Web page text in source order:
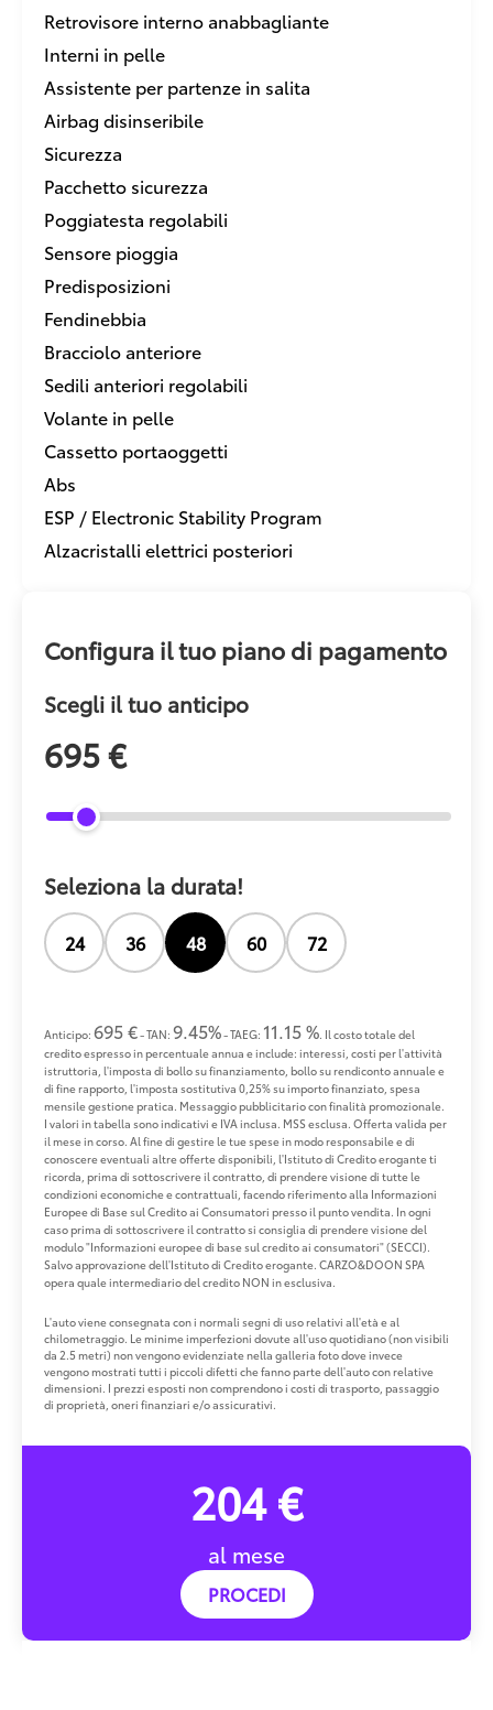
Retrovisore interno anabbagliante
Interni in pelle
Assistente per partenze in salita
Airbag disinseribile
Sicurezza
Pacchetto sicurezza
Poggiatesta regolabili
Sensore pioggia
Predisposizioni
Fendinebbia
Bracciolo anteriore
Sedili anteriori regolabili
Volante in pelle
Cassetto portaoggetti
Abs
ESP / Electronic Stability Program
Alzacristalli elettrici posteriori
Configura il tuo piano di pagamento
Scegli il tuo anticipo
695 €
Seleziona la durata!
24 36 48 60 72
Anticipo: 695 €- TAN: 9.45%- TAEG: 11.15 %. Il costo totale del
credito espresso in percentuale annua e include: interessi, costi per l'attività
istruttoria, l'imposta di bollo su finanziamento, bollo su rendiconto annuale e
di fine rapporto, l'imposta sostitutiva 0,25% su importo finanziato, spesa
mensile gestione pratica. Messaggio pubblicitario con finalità promozionale.
I valori in tabella sono indicativi e IVA inclusa. MSS esclusa. Offerta valida per
il mese in corso. Al fine di gestire le tue spese in modo responsabile e di
conoscere eventuali altre offerte disponibili, l'Istituto di Credito erogante ti
ricorda, prima di sottoscrivere il contratto, di prendere visione di tutte le
condizioni economiche e contrattuali, facendo riferimento alla Informazioni
Europee di Base sul Credito ai Consumatori presso il punto vendita. In ogni
caso prima di sottoscrivere il contratto si consiglia di prendere visione del
modulo "Informazioni europee di base sul credito ai consumatori" (SECCI).
Salvo approvazione dell'Istituto di Credito erogante. CARZO&DOON SPA
opera quale intermediario del credito NON in esclusiva.
L'auto viene consegnata con i normali segni di uso relativi all'età e al
chilometraggio. Le minime imperfezioni dovute all'uso quotidiano (non visibili
da 2.5 metri) non vengono evidenziate nella galleria foto dove invece
vengono mostrati tutti i piccoli difetti che fanno parte dell'auto con relative
dimensioni. I prezzi esposti non comprendono i costi di trasporto, passaggio
di proprietà, oneri finanziari e/o assicurativi.
204 €
al mese
PROCEDI